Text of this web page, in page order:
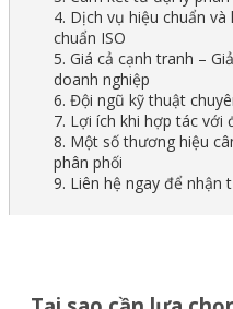
4. Dịch vụ hiệu chuẩn
chuẩn ISO
5. Giá cả cạnh tranh –
doanh nghiệp
6. Đội ngũ kỹ thuật
7. Lợi ích khi hợp tác với
8. Một số thương hiệu
phân phối
9. Liên hệ ngay để nhận